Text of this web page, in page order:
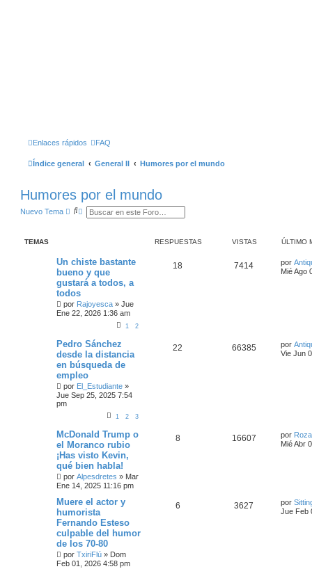
Enlaces rápidos FAQ
Índice general General II Humores por el mundo
Humores por el mundo
Nuevo Tema
B B
D
A
A
V
N
Z
A
TEMAS RESPUESTAS VISTAS ÚLTIMO
Un chiste bastante
bueno y que
gustará a todos, a
todos
por Rajoyesca » Jue
Ene 22, 2026 1:36 am
1 2
18 7414 por
Mié Ago
Pedro Sánchez
desde la distancia
en búsqueda de
empleo
por El_Estudiante »
Jue Sep 25, 2025 7:54
pm
1 2 3
22 66385 por
Vie Jun
McDonald Trump o
el Moranco rubio
¡Has visto Kevin,
qué bien habla!
por Alpesdretes » Mar
Ene 14, 2025 11:16 pm
8 16607 por
Mié Abr
Muere el actor y
humorista
Fernando Esteso
culpable del humor
de los 70-80
por TxiriFlú » Dom
Feb 01, 2026 4:58 pm
6 3627 por
Jue Feb